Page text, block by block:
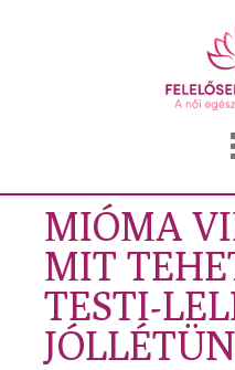
MIÓMA
MIT
TESTI-